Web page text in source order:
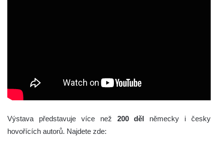
Výstava představuje více než 200 děl německy i česky
hovořících autorů. Najdete zde: